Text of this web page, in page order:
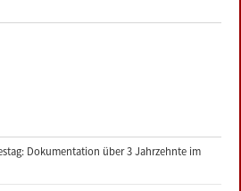
Dokumentation über 3 Jahrzehnte im